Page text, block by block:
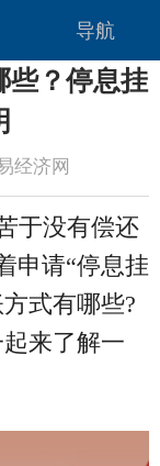
导航
些？停息挂
经济网
于没有偿还
申请“停息挂
式有哪些?
来了解一